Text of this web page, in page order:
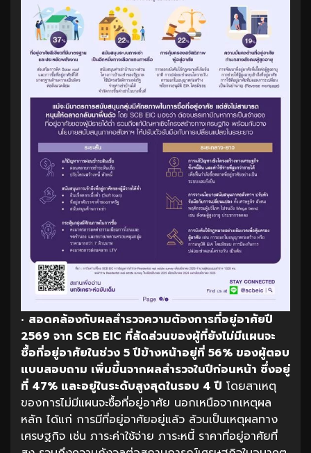
• สอดคล้องกับผลสำรวจความต้องการที่อยู่อาศัยปี
2569 จาก SCB EIC ที่สัดส่วนของผู้ที่ยังไม่มีแผนจะ
ซื้อที่อยู่อาศัยในช่วง 5ปีข้างหน้าอยู่ที่ 56% ของผู้ตอบ
แบบสอบถาม เพิ่มขึ้นจากผลสำรวจในปีก่อนหน้า ซึ่งอยู่
ที่ 47% และอยู่ในระดับสูงสุดในรอบ 4ปี โดยสาเหตุ
ของการไม่มีแผนจะซื้อที่อยู่อาศัย นอกเหนือจากเหตุผล
หลัก ได้แก่ การมีที่อยู่อาศัยอยู่แล้ว ล้วนเป็นเหตุผลทาง
เศรษฐกิจ เช่น ภาระค่าใช้จ่าย ภาระหนี้ ราคาที่อยู่อาศัยที่